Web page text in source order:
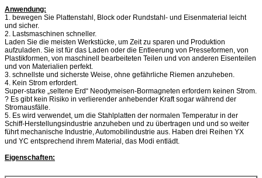
Anwendung:
1. bewegen Sie Plattenstahl, Block oder Rundstahl- und Eisenmaterial leicht
und sicher.
2. Lastsmaschinen schneller.
Laden Sie die meisten Werkstücke, um Zeit zu sparen und Produktion
aufzuladen. Sie ist für das Laden oder die Entleerung von Presseformen, von
Plastikformen, von maschinell bearbeiteten Teilen und von anderen Eisenteilen
und von Materialien perfekt.
3. schnellste und sicherste Weise, ohne gefährliche Riemen anzuheben.
4. Kein Strom erfordert.
Super-starke „seltene Erd“ Neodymeisen-Bormagneten erfordern keinen Strom.
? Es gibt kein Risiko in verlierender anhebender Kraft sogar während der
Stromausfälle.
5. Es wird verwendet, um die Stahlplatten der normalen Temperatur in der
Schiff-Herstellungsindustrie anzuheben und zu übertragen und und so weiter
führt mechanische Industrie, Automobilindustrie aus. Haben drei Reihen YX
und YC entsprechend ihrem Material, das Modi entlädt.
Eigenschaften: